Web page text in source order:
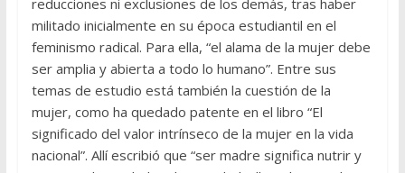
militado inicialmente en su época estudiantil en el
feminismo radical. Para ella, “el alama de la mujer debe
ser amplia y abierta a todo lo humano”. Entre sus
temas de estudio está también la cuestión de la
mujer, como ha quedado patente en el libro “El
significado del valor intrínseco de la mujer en la vida
nacional”. Allí escribió que “ser madre significa nutrir y